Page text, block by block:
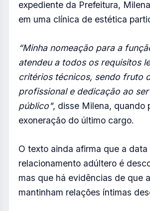
Saúde e Chefe de Apoio
novembro de 2022, Chefe de
O último cargo comissionado foi
de Vigilância em Saúde, em
função em que Milena recebia
12.618,10 e pediu exoneração
do mesmo ano após o
denúncia anônima de que,no
expediente da Prefeitura, Milena
em uma clínica de estética